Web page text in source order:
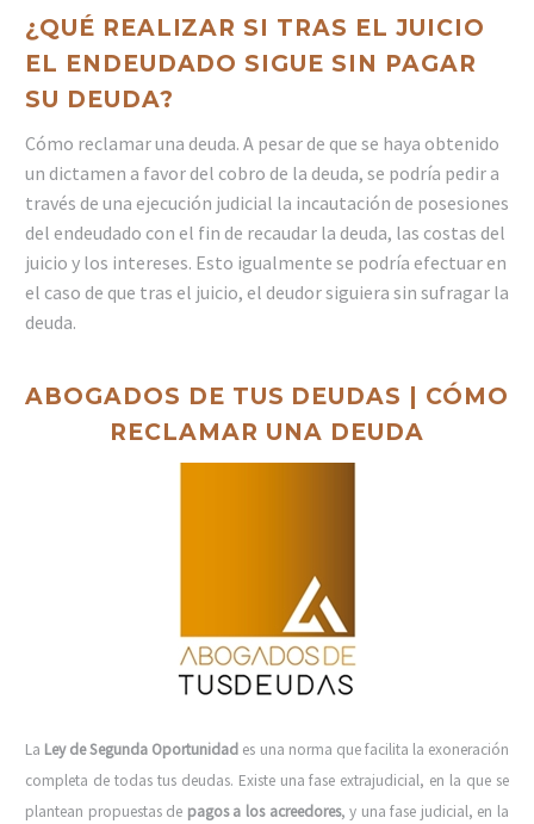
¿QUÉ REALIZAR SI TRAS EL JUICIO
EL ENDEUDADO SIGUE SIN PAGAR
SU DEUDA?
Cómo reclamar una deuda. A pesar de que se haya obtenido
un dictamen a favor del cobro de la deuda, se podría pedir a
través de una ejecución judicial la incautación de posesiones
del endeudado con el fin de recaudar la deuda, las costas del
juicio y los intereses. Esto igualmente se podría efectuar en
el caso de que tras el juicio, el deudor siguiera sin sufragar la
deuda.
ABOGADOS DE TUS DEUDAS | CÓMO
RECLAMAR UNA DEUDA
La Ley de Segunda Oportunidad es una norma que facilita la exoneración
completa de todas tus deudas. Existe una fase extrajudicial, en la que se
plantean propuestas de pagos a los acreedores, y una fase judicial, en la